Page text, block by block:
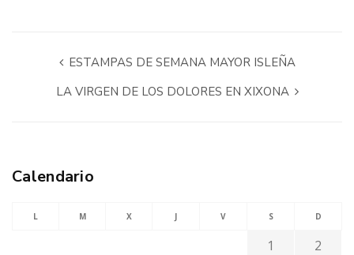
ESTAMPAS DE SEMANA MAYOR ISLEÑA
LA VIRGEN DE LOS DOLORES EN XIXONA
Calendario
L M X J V S D
1
2